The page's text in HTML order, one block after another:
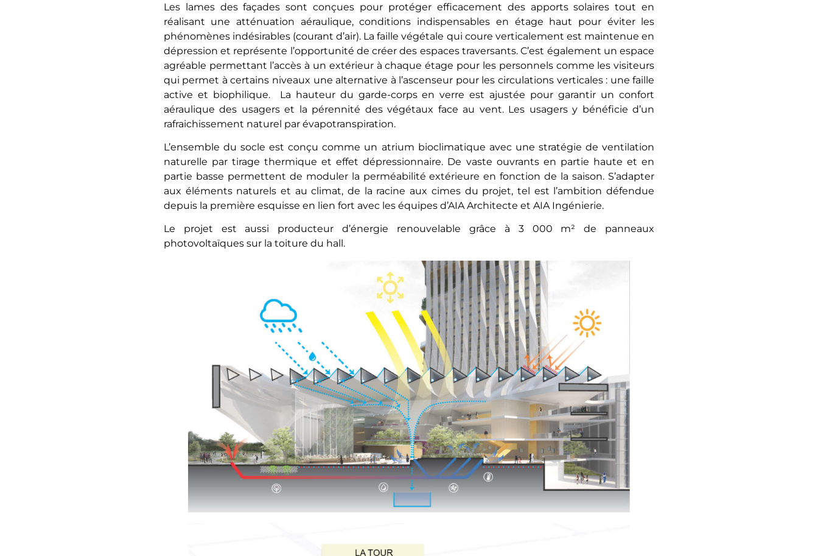
Les lames des façades sont conçues pour protéger efficacement des apports solaires tout en
réalisant une atténuation aéraulique, conditions indispensables en étage haut pour éviter les
phénomènes indésirables (courant d’air). La faille végétale qui coure verticalement est maintenue en
dépression et représente l’opportunité de créer des espaces traversants. C’est également un espace
agréable permettant l’accès à un extérieur à chaque étage pour les personnels comme les visiteurs
qui permet à certains niveaux une alternative à l’ascenseur pour les circulations verticales : une faille
active et biophilique. La hauteur du garde-corps en verre est ajustée pour garantir un confort
aéraulique des usagers et la pérennité des végétaux face au vent. Les usagers y bénéficie d’un
rafraichissement naturel par évapotranspiration.
L’ensemble du socle est conçu comme un atrium bioclimatique avec une stratégie de ventilation
naturelle par tirage thermique et effet dépressionnaire. De vaste ouvrants en partie haute et en
partie basse permettent de moduler la perméabilité extérieure en fonction de la saison. S’adapter
aux éléments naturels et au climat, de la racine aux cimes du projet, tel est l’ambition défendue
depuis la première esquisse en lien fort avec les équipes d’AIA Architecte et AIA Ingénierie.
Le projet est aussi producteur d’énergie renouvelable grâce à 3 000 m² de panneaux
photovoltaïques sur la toiture du hall.